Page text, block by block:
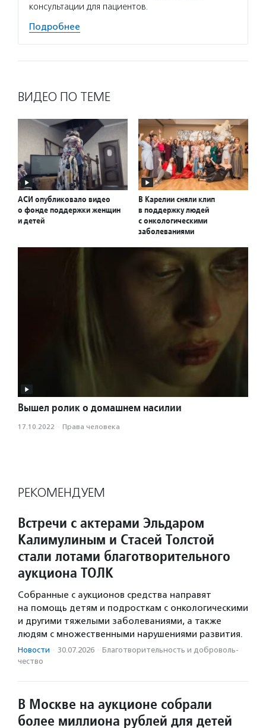
консультации для пациентов.
Подробнее
ВИДЕО ПО ТЕМЕ
АСИ опубликовало видео
о фонде поддержки женщин
и детей
В Карелии сняли клип
в поддержку людей
с онкологическими
заболеваниями
Вышел ролик о домашнем насилии
17.10.2022 · Права человека
РЕКОМЕНДУЕМ
Встречи с актерами Эльдаром
Калимулиным и Стасей Толстой
стали лотами благотворительного
аукциона ТОЛК
Собранные с аукционов средства направят
на помощь детям и подросткам с онкологическими
и другими тяжелыми заболеваниями, а также
людям с множественными нарушениями развития.
Новости · 30.07.2026 · Благотвори­тель­ность и доброволь­
чест­во
В Москве на аукционе собрали
более миллиона рублей для детей